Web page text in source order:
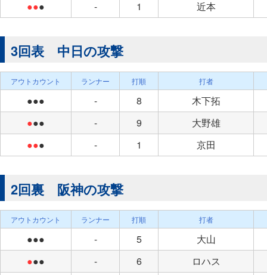
●●● - 1 近本
3回表 中日の攻撃
アウトカウント ランナー 打順 打者
●●● - 8
木下拓
●●● - 9
大野雄
●●● - 1 京田
2回裏 阪神の攻撃
アウトカウント ランナー 打順 打者
●●● - 5
大山
●●● - 6
ロハス